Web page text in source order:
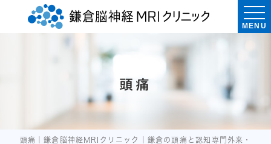
MENU
頭痛
頭痛｜鎌倉脳神経MRIクリニック｜鎌倉の頭痛と認知専門外来・